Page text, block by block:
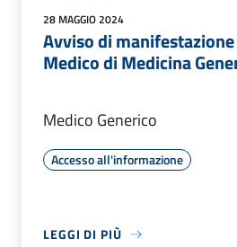
28 MAGGIO 2024
Avviso di
Medico di Medicina
Medico Generico
Accesso all'informazione
LEGGI DI PIÙ